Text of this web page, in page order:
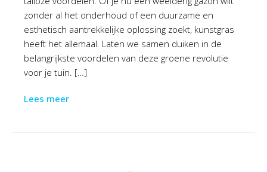
zonder al het onderhoud of een duurzame en
esthetisch aantrekkelijke oplossing zoekt, kunstgras
heeft het allemaal. Laten we samen duiken in de
belangrijkste voordelen van deze groene revolutie
voor je tuin. […]
Lees meer